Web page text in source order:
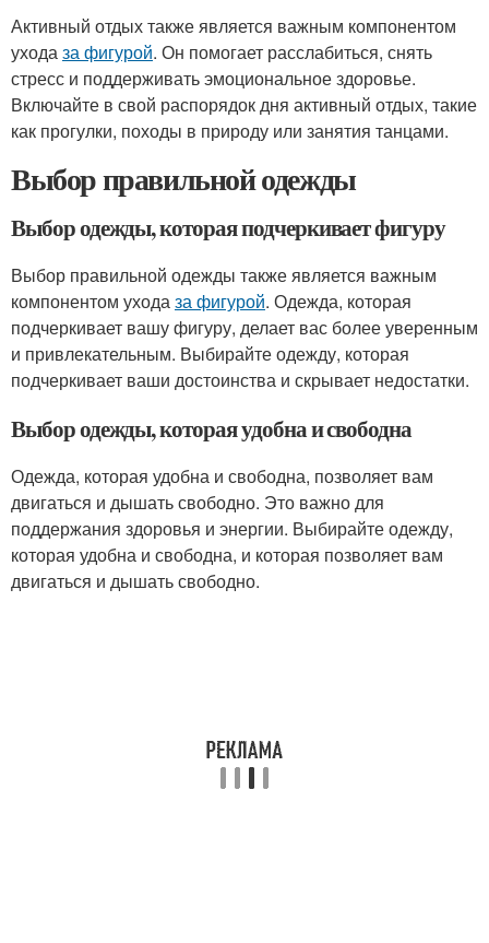
Активный отдых также является важным компонентом
уходаза фигурой. Он помогает расслабиться, снять
стресс и поддерживать эмоциональное здоровье.
Включайте в свой распорядок дня активный отдых, такие
как прогулки, походы в природу или занятия танцами.
Выбор правильной одежды
Выбор одежды, которая подчеркивает фигуру
Выбор правильной одежды также является важным
компонентом уходаза фигурой. Одежда, которая
подчеркивает вашу фигуру, делает вас более уверенным
и привлекательным. Выбирайте одежду, которая
подчеркивает ваши достоинства и скрывает недостатки.
Выбор одежды, которая удобна и свободна
Одежда, которая удобна и свободна, позволяет вам
двигаться и дышать свободно. Это важно для
поддержания здоровья и энергии. Выбирайте одежду,
которая удобна и свободна, и которая позволяет вам
двигаться и дышать свободно.